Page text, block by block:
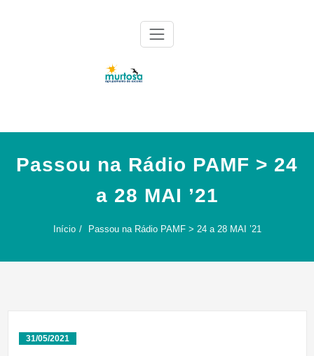
Passou na Rádio PAMF > 24
a 28 MAI ’21
Início Passou na Rádio PAMF > 24 a 28 MAI ’21
31/05/2021